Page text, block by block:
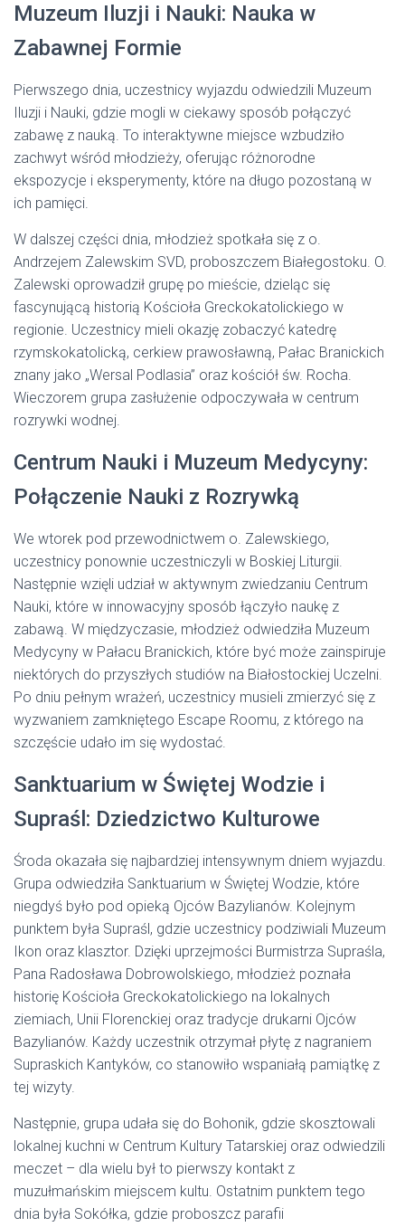
Muzeum Iluzji i Nauki: Nauka w
Zabawnej Formie
Pierwszego dnia, uczestnicy wyjazdu odwiedzili Muzeum
Iluzji i Nauki, gdzie mogli w ciekawy sposób połączyć
zabawę z nauką. To interaktywne miejsce wzbudziło
zachwyt wśród młodzieży, oferując różnorodne
ekspozycje i eksperymenty, które na długo pozostaną w
ich pamięci.
W dalszej części dnia, młodzież spotkała się z o.
Andrzejem Zalewskim SVD, proboszczem Białegostoku. O.
Zalewski oprowadził grupę po mieście, dzieląc się
fascynującą historią Kościoła Greckokatolickiego w
regionie. Uczestnicy mieli okazję zobaczyć katedrę
rzymskokatolicką, cerkiew prawosławną, Pałac Branickich
znany jako „Wersal Podlasia” oraz kościół św. Rocha.
Wieczorem grupa zasłużenie odpoczywała w centrum
rozrywki wodnej.
Centrum Nauki i Muzeum Medycyny:
Połączenie Nauki z Rozrywką
We wtorek pod przewodnictwem o. Zalewskiego,
uczestnicy ponownie uczestniczyli w Boskiej Liturgii.
Następnie wzięli udział w aktywnym zwiedzaniu Centrum
Nauki, które w innowacyjny sposób łączyło naukę z
zabawą. W międzyczasie, młodzież odwiedziła Muzeum
Medycyny w Pałacu Branickich, które być może zainspiruje
niektórych do przyszłych studiów na Białostockiej Uczelni.
Po dniu pełnym wrażeń, uczestnicy musieli zmierzyć się z
wyzwaniem zamkniętego Escape Roomu, z którego na
szczęście udało im się wydostać.
Sanktuarium w Świętej Wodzie i
Supraśl: Dziedzictwo Kulturowe
Środa okazała się najbardziej intensywnym dniem wyjazdu.
Grupa odwiedziła Sanktuarium w Świętej Wodzie, które
niegdyś było pod opieką Ojców Bazylianów. Kolejnym
punktem była Supraśl, gdzie uczestnicy podziwiali Muzeum
Ikon oraz klasztor. Dzięki uprzejmości Burmistrza Supraśla,
Pana Radosława Dobrowolskiego, młodzież poznała
historię Kościoła Greckokatolickiego na lokalnych
ziemiach, Unii Florenckiej oraz tradycje drukarni Ojców
Bazylianów. Każdy uczestnik otrzymał płytę z nagraniem
Supraskich Kantyków, co stanowiło wspaniałą pamiątkę z
tej wizyty.
Następnie, grupa udała się do Bohonik, gdzie skosztowali
lokalnej kuchni w Centrum Kultury Tatarskiej oraz odwiedzili
meczet – dla wielu był to pierwszy kontakt z
muzułmańskim miejscem kultu. Ostatnim punktem tego
dnia była Sokółka, gdzie proboszcz parafii